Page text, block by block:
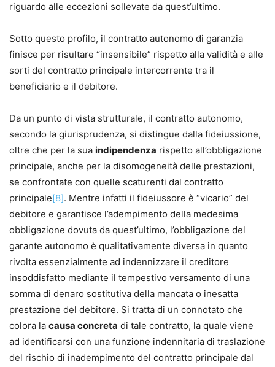
riguardo alle eccezioni sollevate da quest’ultimo.
Sotto questo profilo, il contratto autonomo di garanzia
finisce per risultare “insensibile” rispetto alla validità e alle
sorti del contratto principale intercorrente tra il
beneficiario e il debitore.
Da un punto di vista strutturale, il contratto autonomo,
secondo la giurisprudenza, si distingue dalla fideiussione,
oltre che per la sua indipendenza rispetto all’obbligazione
principale, anche per la disomogeneità delle prestazioni,
se confrontate con quelle scaturenti dal contratto
principale[8]. Mentre infatti il fideiussore è “vicario” del
debitore e garantisce l’adempimento della medesima
obbligazione dovuta da quest’ultimo, l’obbligazione del
garante autonomo è qualitativamente diversa in quanto
rivolta essenzialmente ad indennizzare il creditore
insoddisfatto mediante il tempestivo versamento di una
somma di denaro sostitutiva della mancata o inesatta
prestazione del debitore. Si tratta di un connotato che
colora la causa concreta di tale contratto, la quale viene
ad identificarsi con una funzione indennitaria di traslazione
del rischio di inadempimento del contratto principale dal